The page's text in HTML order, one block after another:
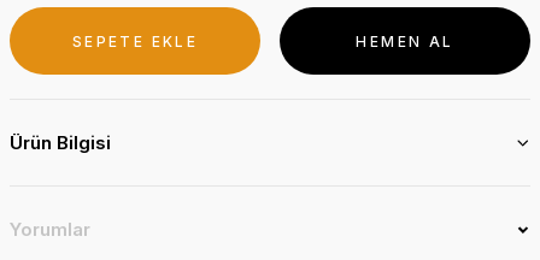
SEPETE EKLE HEMEN AL
Ürün Bilgisi
Yorumlar